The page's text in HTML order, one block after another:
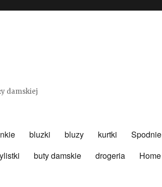
damskiej
bluzki bluzy kurtki Spodnie
buty damskie drogeria Home